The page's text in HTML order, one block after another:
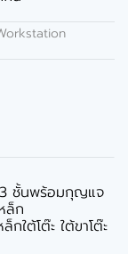
ชั้นพร้อมกุญแจ
ล็ก
ใต้โต๊ะ ใต้ขาโต๊ะ